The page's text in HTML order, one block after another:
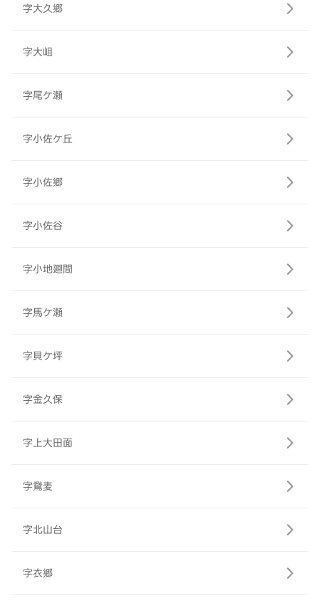
字大久郷
字大岨
字尾ケ瀬
字小佐ケ丘
字小佐郷
字小佐谷
字小地廻間
字馬ケ瀬
字貝ケ坪
字金久保
字上大田面
字鵞麦
字北山台
字衣郷